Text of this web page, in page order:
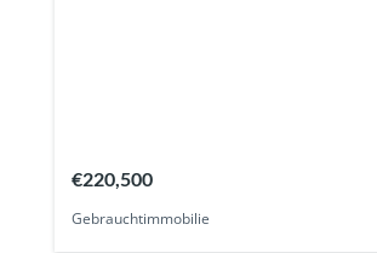
€220,500
Gebrauchtimmobilie